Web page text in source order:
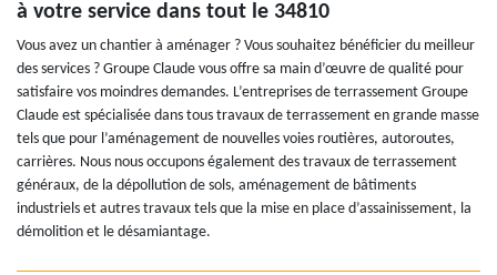
à votre service dans tout le 34810
Vous avez un chantier à aménager ? Vous souhaitez bénéficier du meilleur
des services ? Groupe Claude vous offre sa main d’œuvre de qualité pour
satisfaire vos moindres demandes. L’entreprises de terrassement Groupe
Claude est spécialisée dans tous travaux de terrassement en grande masse
tels que pour l’aménagement de nouvelles voies routières, autoroutes,
carrières. Nous nous occupons également des travaux de terrassement
généraux, de la dépollution de sols, aménagement de bâtiments
industriels et autres travaux tels que la mise en place d’assainissement, la
démolition et le désamiantage.